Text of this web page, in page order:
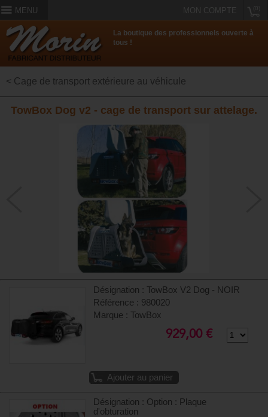
MENU MON COMPTE
La boutique des professionnels ouverte à
tous !
< Cage de transport extérieure au véhicule
TowBox Dog v2 - cage de transport sur attelage.
Désignation : TowBox V2 Dog - NOIR
Référence : 980020
Marque : TowBox
929,00 €
Ajouter au panier
Désignation : Option : Plaque
d'obturation